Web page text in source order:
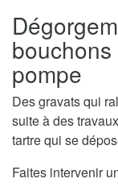
pompe
Des gravats qui
suite à des
tartre qui se
Faites intervenir